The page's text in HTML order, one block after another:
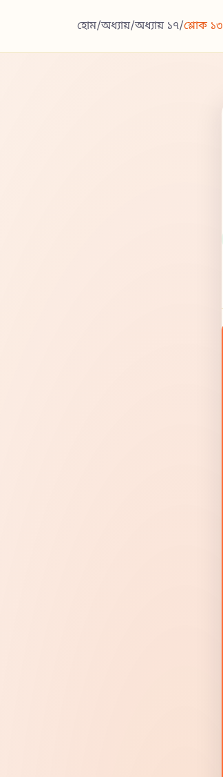
হোম/অধ্যায়/অধ্যায় ১৭/শ্লোক ১৩